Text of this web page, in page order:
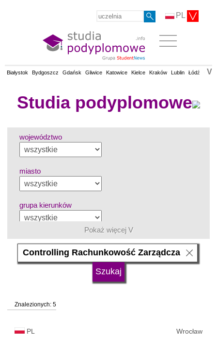
PL
Białystok Bydgoszcz Gdańsk Gliwice Katowice Kielce Kraków Lublin Łódź V
Studia podyplomowe
województwo
miasto
grupa kierunków
język
status uczelni
Pokaż więcej V
Znalezionych: 5
PL Wrocław